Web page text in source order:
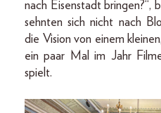
nach Eisenstadt bringen?“,
sehnten sich nicht nach
die Vision von einem
ein paar Mal im Jahr
spielt.